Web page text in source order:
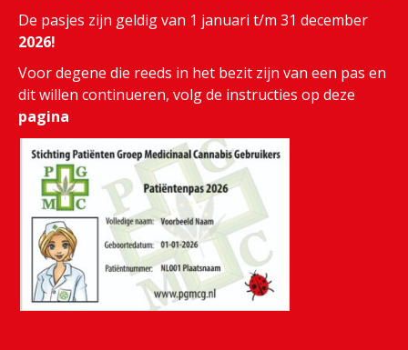
De pasjes zijn geldig van 1 januari t/m 31 december
2026!
Voor degene die reeds in het bezit zijn van een pas en
dit willen continueren, volg de instructies op deze
pagina